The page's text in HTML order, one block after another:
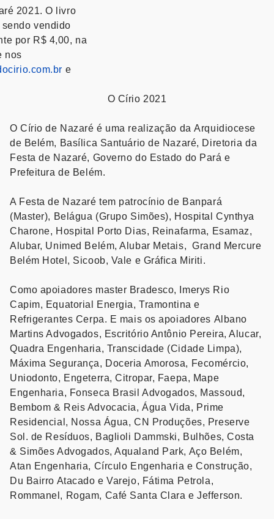
2021. O livro
vendido
por R$ 4,00, na
nos
e
O Círio 2021
O Círio de Nazaré é uma realização da Arquidiocese
de Belém, Basílica Santuário de Nazaré, Diretoria da
Festa de Nazaré, Governo do Estado do Pará e
Prefeitura de Belém.
A Festa de Nazaré tem patrocínio de Banpará
(Master), Belágua (Grupo Simões), Hospital Cynthya
Charone, Hospital Porto Dias, Reinafarma, Esamaz,
Alubar, Unimed Belém, Alubar Metais, Grand Mercure
Belém Hotel, Sicoob, Vale e Gráfica Miriti.
Como apoiadores master Bradesco, Imerys Rio
Capim, Equatorial Energia, Tramontina e
Refrigerantes Cerpa. E mais os apoiadores Albano
Martins Advogados, Escritório Antônio Pereira, Alucar,
Quadra Engenharia, Transcidade (Cidade Limpa),
Máxima Segurança, Doceria Amorosa, Fecomércio,
Uniodonto, Engeterra, Citropar, Faepa, Mape
Engenharia, Fonseca Brasil Advogados, Massoud,
Bembom & Reis Advocacia, Água Vida, Prime
Residencial, Nossa Água, CN Produções, Preserve
Sol. de Resíduos, Baglioli Dammski, Bulhões, Costa
& Simões Advogados, Aqualand Park, Aço Belém,
Atan Engenharia, Círculo Engenharia e Construção,
Du Bairro Atacado e Varejo, Fátima Petrola,
Rommanel, Rogam, Café Santa Clara e Jefferson.